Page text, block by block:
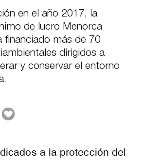
en el año 2017, la
de lucro Menorca
financiado más de 70
dirigidos a
y conservar el entorno
a la protección del